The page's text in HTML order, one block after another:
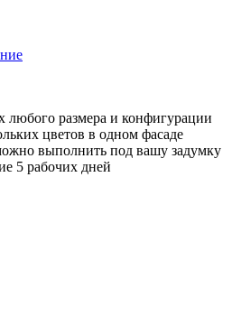
любого размера и конфигурации
цветов в одном фасаде
выполнить под вашу задумку
5 рабочих дней